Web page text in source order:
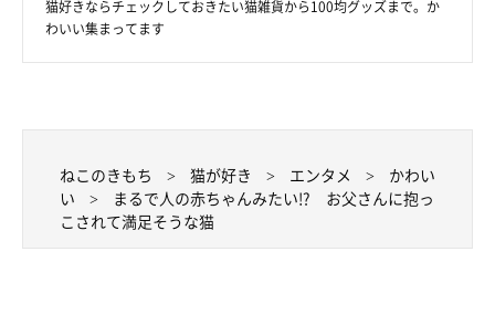
猫好きならチェックしておきたい猫雑貨から100均グッズまで。か
わいい集まってます
ねこのきもち 猫が好き エンタメ
かわい
い
まるで人の赤ちゃんみたい!? お父さんに抱っ
こされて満足そうな猫